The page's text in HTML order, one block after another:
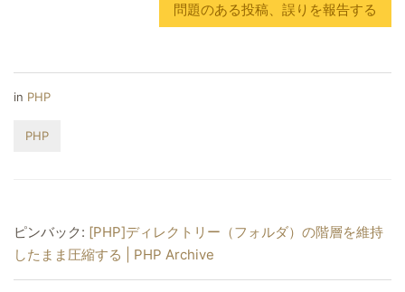
問題のある投稿、誤りを報告する
in PHP
PHP
ピンバック: [PHP]ディレクトリー（フォルダ）の階層を維持
したまま圧縮する | PHP Archive